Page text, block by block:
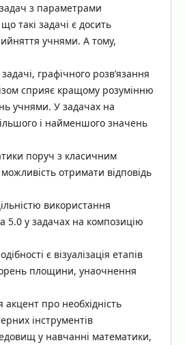
з параметрами
такі задачі є досить
учнями. А тому,
графічного розв’язання
сприяє кращому розумінню
учнями. У задачах на
і найменшого значень
поруч з класичним
отримати відповідь
використання
5.0 у задачах на композицію
є візуалізація етапів
площини, унаочнення
про необхідність
інструментів
у навчанні математики,